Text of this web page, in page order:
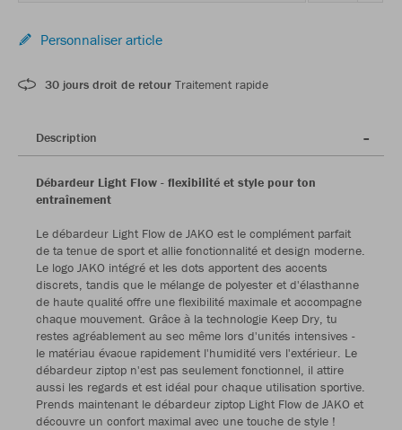
Personnaliser article
30 jours droit de retour Traitement rapide
Description
Débardeur Light Flow - flexibilité et style pour ton
entraînement
Le débardeur Light Flow de JAKO est le complément parfait
de ta tenue de sport et allie fonctionnalité et design moderne.
Le logo JAKO intégré et les dots apportent des accents
discrets, tandis que le mélange de polyester et d'élasthanne
de haute qualité offre une flexibilité maximale et accompagne
chaque mouvement. Grâce à la technologie Keep Dry, tu
restes agréablement au sec même lors d'unités intensives -
le matériau évacue rapidement l'humidité vers l'extérieur. Le
débardeur ziptop n'est pas seulement fonctionnel, il attire
aussi les regards et est idéal pour chaque utilisation sportive.
Prends maintenant le débardeur ziptop Light Flow de JAKO et
découvre un confort maximal avec une touche de style !